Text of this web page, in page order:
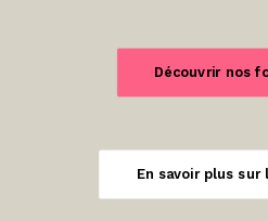
Découvrir nos
En savoir plus sur